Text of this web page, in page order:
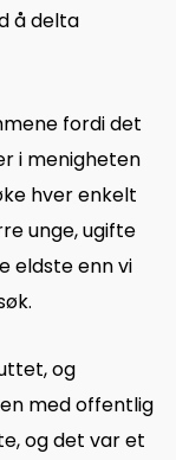
å delta
fordi det
i menigheten
hver enkelt
unge, ugifte
eldste enn vi
og
med offentlig
og det var et